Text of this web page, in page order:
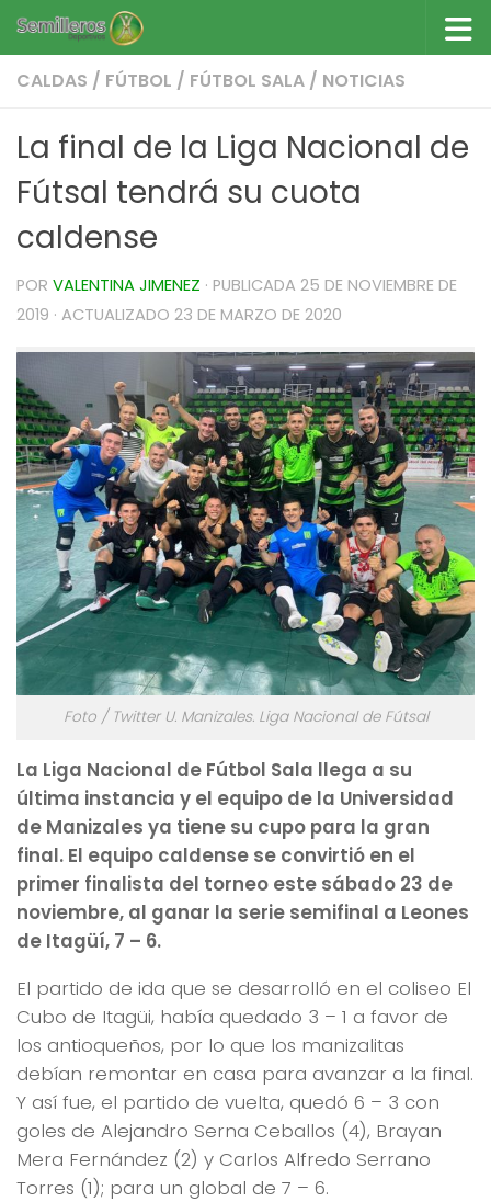
Saltar al contenido
CALDAS / FÚTBOL / FÚTBOL SALA / NOTICIAS
La final de la Liga Nacional de
Fútsal tendrá su cuota
caldense
POR VALENTINA JIMENEZ · PUBLICADA 25 DE NOVIEMBRE DE
2019 · ACTUALIZADO 23 DE MARZO DE 2020
Foto / Twitter U. Manizales. Liga Nacional de Fútsal
La Liga Nacional de Fútbol Sala llega a su
última instancia y el equipo de la Universidad
de Manizales ya tiene su cupo para la gran
final. El equipo caldense se convirtió en el
primer finalista del torneo este sábado 23 de
noviembre, al ganar la serie semifinal a Leones
de Itagüí, 7 – 6.
El partido de ida que se desarrolló en el coliseo El
Cubo de Itagüi, había quedado 3 – 1 a favor de
los antioqueños, por lo que los manizalitas
debían remontar en casa para avanzar a la final.
Y así fue, el partido de vuelta, quedó 6 – 3 con
goles de Alejandro Serna Ceballos (4), Brayan
Mera Fernández (2) y Carlos Alfredo Serrano
Torres (1); para un global de 7 – 6.